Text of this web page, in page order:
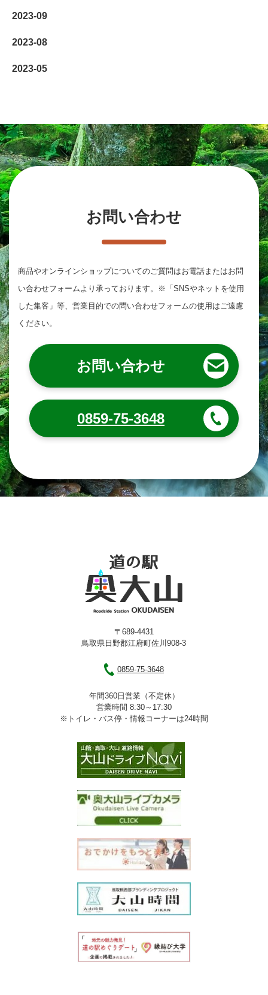
2023-09
2023-08
2023-05
お問い合わせ
商品やオンラインショップについてのご質問はお電話またはお問
い合わせフォームより承っております。 ※「SNSやネットを使用
した集客」等、営業目的での問い合わせフォームの使用はご遠慮
ください。
お問い合わせ
0859-75-3648
〒689-4431
鳥取県日野郡江府町佐川908-3
0859-75-3648
年間360日営業（不定休）
営業時間 8:30～17:30
※トイレ・バス停・情報コーナーは24時間